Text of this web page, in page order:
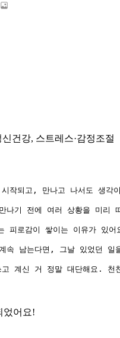
신건강, 스트레스·감정조절
시작되고, 만나고 나서도 생
나기 전에 여러 상황을 미리
피로감이 쌓이는 이유가
속 남는다면, 그날 있었던
고 계신 거 정말 대단해요.
었어요!